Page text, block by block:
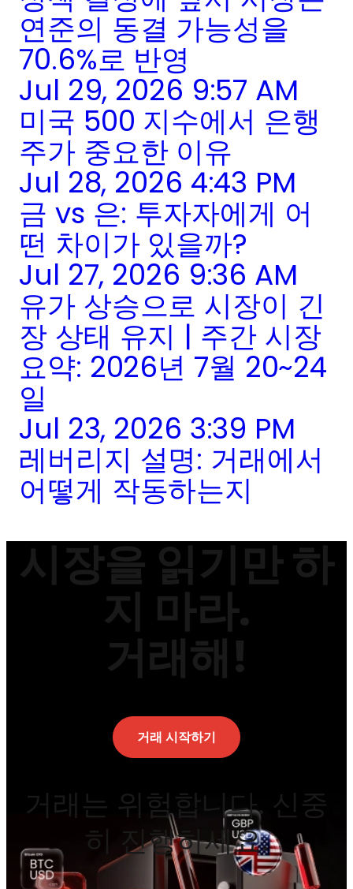
연준의 동결 가능성을
70.6%로 반영
Jul 29, 2026 9:57 AM
미국 500 지수에서 은행
주가 중요한 이유
Jul 28, 2026 4:43 PM
금 vs 은: 투자자에게 어
떤 차이가 있을까?
Jul 27, 2026 9:36 AM
유가 상승으로 시장이 긴
장 상태 유지 | 주간 시장
요약: 2026년 7월 20~24
일
Jul 23, 2026 3:39 PM
레버리지 설명: 거래에서
어떻게 작동하는지
시장을 읽기만 하
지 마라.
거래해!
거래 시작하기
거래는 위험합니다. 신중
히 진행하세요.